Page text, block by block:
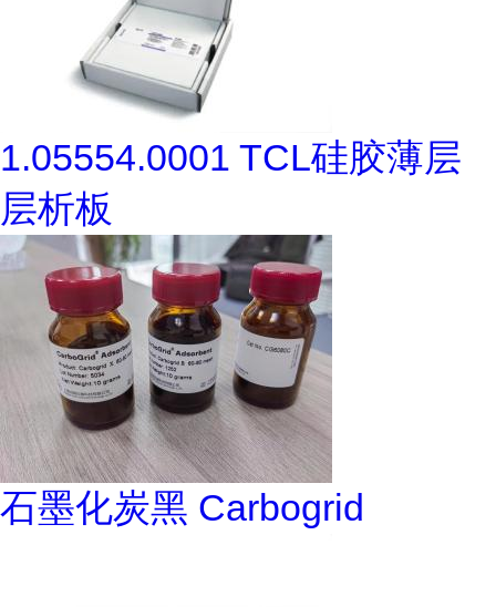
1.05554.0001 TCL硅胶薄层
层析板
石墨化炭黑 Carbogrid